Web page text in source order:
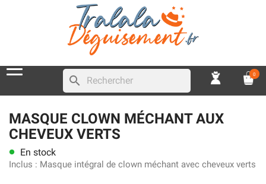
search 0
MASQUE CLOWN MÉCHANT AUX
CHEVEUX VERTS
lens En stock
Inclus : Masque intégral de clown méchant avec cheveux verts